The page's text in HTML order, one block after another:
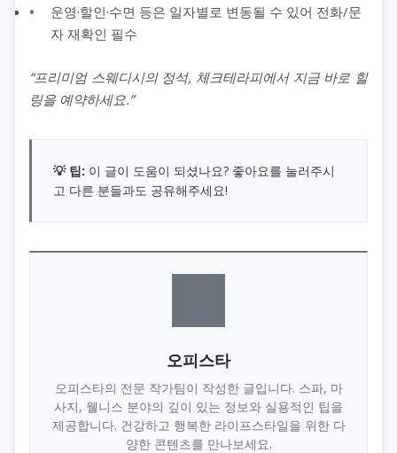
운영·할인·수면 등은 일자별로 변동될 수 있어 전화/문
자 재확인 필수
“프리미엄 스웨디시의 정석, 체크테라피에서 지금 바로 힐
링을 예약하세요.”
💡 팁: 이 글이 도움이 되셨나요? 좋아요를 눌러주시
고 다른 분들과도 공유해주세요!
오피스타
오피스타의 전문 작가팀이 작성한 글입니다. 스파, 마
사지, 웰니스 분야의 깊이 있는 정보와 실용적인 팁을
제공합니다. 건강하고 행복한 라이프스타일을 위한 다
양한 콘텐츠를 만나보세요.